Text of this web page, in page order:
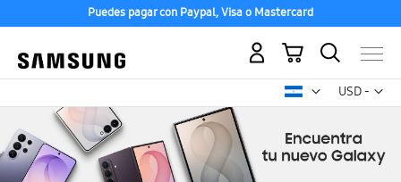
Puedes pagar con Paypal, Visa o Mastercard
USD -
dólar
Mi carrito